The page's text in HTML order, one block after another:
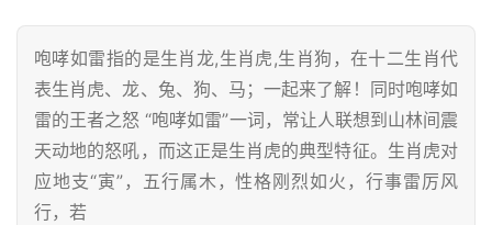
咆哮如雷指的是生肖龙,生肖虎,生肖狗，在十二生肖代
表生肖虎、龙、兔、狗、马；一起来了解！同时咆哮如
雷的王者之怒 “咆哮如雷”一词，常让人联想到山林间震
天动地的怒吼，而这正是生肖虎的典型特征。生肖虎对
应地支“寅”，五行属木，性格刚烈如火，行事雷厉风
行，若